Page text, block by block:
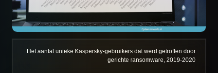
Het aantal unieke Kaspersky-gebruikers dat werd getroffen door
gerichte ransomware, 2019-2020